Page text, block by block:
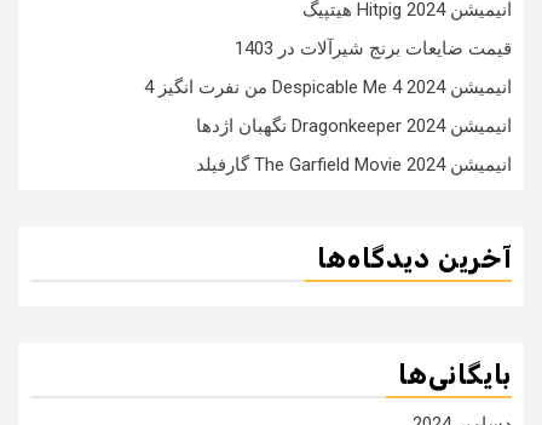
انیمیشن Hitpig 2024 هیتپیگ
قیمت ضایعات برنج شیرآلات در 1403
انیمیشن Despicable Me 4 2024 من نفرت انگیز 4
انیمیشن Dragonkeeper 2024 نگهبان اژدها
انیمیشن The Garfield Movie 2024 گارفیلد
آخرین دیدگاه‌ها
بایگانی‌ها